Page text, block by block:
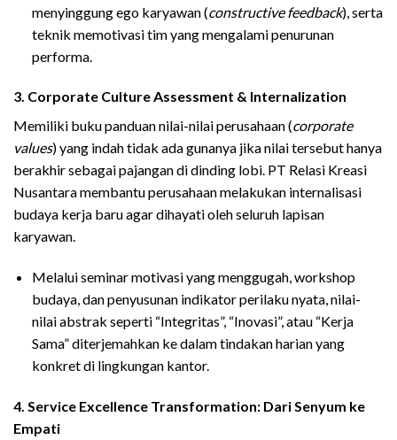
menyinggung ego karyawan (constructive feedback), serta
teknik memotivasi tim yang mengalami penurunan
performa.
3. Corporate Culture Assessment & Internalization
Memiliki buku panduan nilai-nilai perusahaan (corporate
values) yang indah tidak ada gunanya jika nilai tersebut hanya
berakhir sebagai pajangan di dinding lobi. PT Relasi Kreasi
Nusantara membantu perusahaan melakukan internalisasi
budaya kerja baru agar dihayati oleh seluruh lapisan
karyawan.
Melalui seminar motivasi yang menggugah, workshop
budaya, dan penyusunan indikator perilaku nyata, nilai-
nilai abstrak seperti “Integritas”, “Inovasi”, atau “Kerja
Sama” diterjemahkan ke dalam tindakan harian yang
konkret di lingkungan kantor.
4. Service Excellence Transformation: Dari Senyum ke
Empati